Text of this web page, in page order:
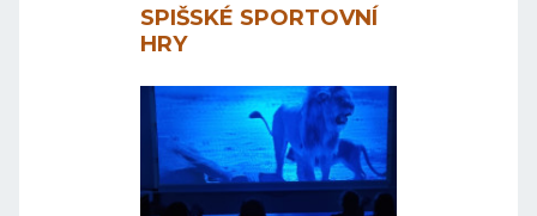
SPIŠSKÉ SPORTOVNÍ
HRY